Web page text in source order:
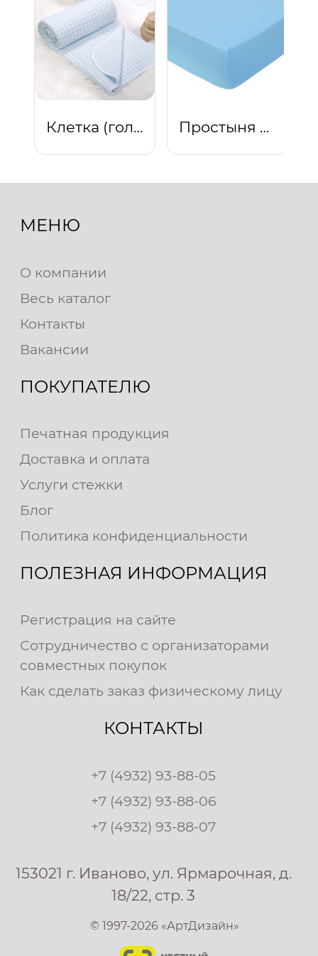
Клетка (голубой) Простыня на резинке "Голубой"
МЕНЮ
О компании
Весь каталог
Контакты
Вакансии
ПОКУПАТЕЛЮ
Печатная продукция
Доставка и оплата
Услуги стежки
Блог
Политика конфиденциальности
ПОЛЕЗНАЯ ИНФОРМАЦИЯ
Регистрация на сайте
Сотрудничество с организаторами
совместных покупок
Как сделать заказ физическому лицу
КОНТАКТЫ
+7 (4932) 93-88-05
+7 (4932) 93-88-06
+7 (4932) 93-88-07
153021 г. Иваново, ул. Ярмарочная, д.
18/22, стр. 3
© 1997-2026 «АртДизайн»